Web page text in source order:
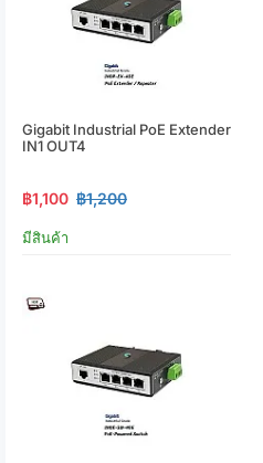
Gigabit Industrial PoE Extender
IN1 OUT4
฿1,100 ฿1,200
มีสินค้า